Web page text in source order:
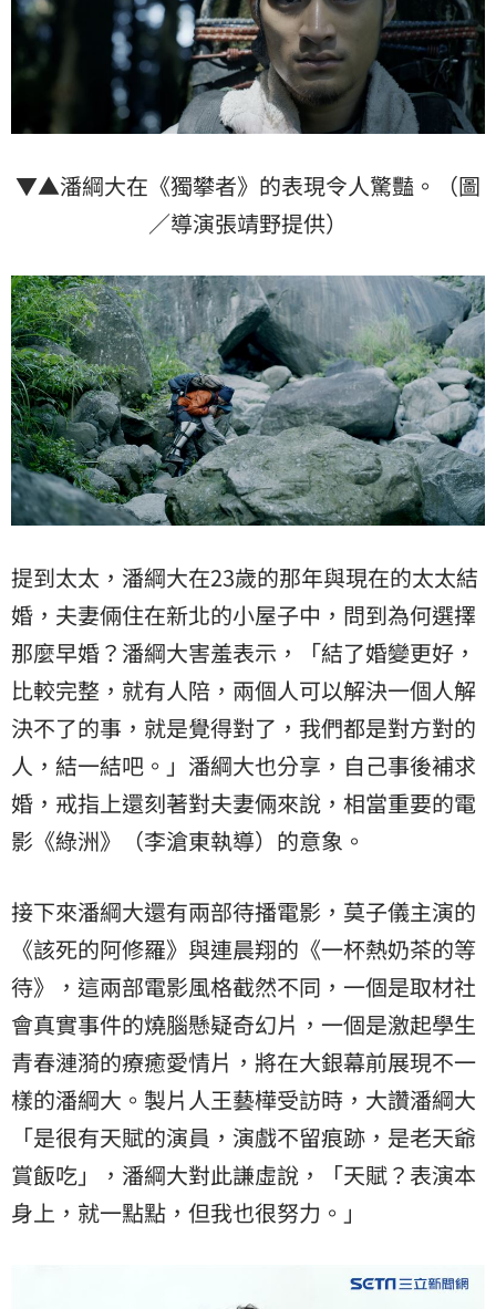
▼▲潘綱大在《獨攀者》的表現令人驚豔。（圖
／導演張靖野提供）
提到太太，潘綱大在23歲的那年與現在的太太結
婚，夫妻倆住在新北的小屋子中，問到為何選擇
那麼早婚？潘綱大害羞表示，「結了婚變更好，
比較完整，就有人陪，兩個人可以解決一個人解
決不了的事，就是覺得對了，我們都是對方對的
人，結一結吧。」潘綱大也分享，自己事後補求
婚，戒指上還刻著對夫妻倆來說，相當重要的電
影《綠洲》（李滄東執導）的意象。
接下來潘綱大還有兩部待播電影，莫子儀主演的
《該死的阿修羅》與連晨翔的《一杯熱奶茶的等
待》，這兩部電影風格截然不同，一個是取材社
會真實事件的燒腦懸疑奇幻片，一個是激起學生
青春漣漪的療癒愛情片，將在大銀幕前展現不一
樣的潘綱大。製片人王藝樺受訪時，大讚潘綱大
「是很有天賦的演員，演戲不留痕跡，是老天爺
賞飯吃」，潘綱大對此謙虛說，「天賦？表演本
身上，就一點點，但我也很努力。」